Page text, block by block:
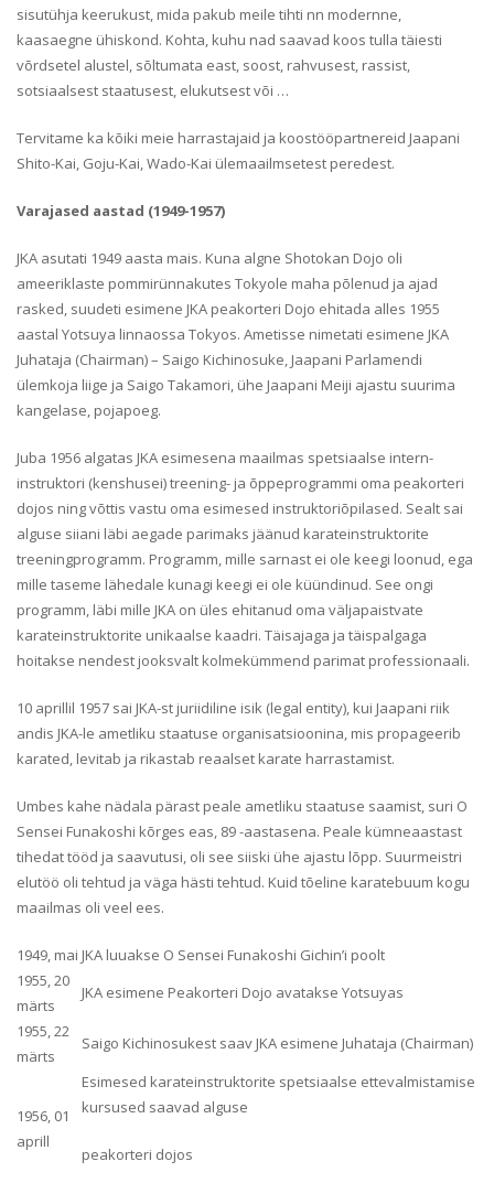
sisutühja keerukust, mida pakub meile tihti nn modernne,
kaasaegne ühiskond. Kohta, kuhu nad saavad koos tulla täiesti
võrdsetel alustel, sõltumata east, soost, rahvusest, rassist,
sotsiaalsest staatusest, elukutsest või …
Tervitame ka kõiki meie harrastajaid ja koostööpartnereid Jaapani
Shito-Kai, Goju-Kai, Wado-Kai ülemaailmsetest peredest.
Varajased aastad (1949-1957)
JKA asutati 1949 aasta mais. Kuna algne Shotokan Dojo oli
ameeriklaste pommirünnakutes Tokyole maha põlenud ja ajad
rasked, suudeti esimene JKA peakorteri Dojo ehitada alles 1955
aastal Yotsuya linnaossa Tokyos. Ametisse nimetati esimene JKA
Juhataja (Chairman) – Saigo Kichinosuke, Jaapani Parlamendi
ülemkoja liige ja Saigo Takamori, ühe Jaapani Meiji ajastu suurima
kangelase, pojapoeg.
Juba 1956 algatas JKA esimesena maailmas spetsiaalse intern-
instruktori (kenshusei) treening- ja õppeprogrammi oma peakorteri
dojos ning võttis vastu oma esimesed instruktoriõpilased. Sealt sai
alguse siiani läbi aegade parimaks jäänud karateinstruktorite
treeningprogramm. Programm, mille sarnast ei ole keegi loonud, ega
mille taseme lähedale kunagi keegi ei ole küündinud. See ongi
programm, läbi mille JKA on üles ehitanud oma väljapaistvate
karateinstruktorite unikaalse kaadri. Täisajaga ja täispalgaga
hoitakse nendest jooksvalt kolmekümmend parimat professionaali.
10 aprillil 1957 sai JKA-st juriidiline isik (legal entity), kui Jaapani riik
andis JKA-le ametliku staatuse organisatsioonina, mis propageerib
karated, levitab ja rikastab reaalset karate harrastamist.
Umbes kahe nädala pärast peale ametliku staatuse saamist, suri O
Sensei Funakoshi kõrges eas, 89 -aastasena. Peale kümneaastast
tihedat tööd ja saavutusi, oli see siiski ühe ajastu lõpp. Suurmeistri
elutöö oli tehtud ja väga hästi tehtud. Kuid tõeline karatebuum kogu
maailmas oli veel ees.
1949, mai JKA luuakse O Sensei Funakoshi Gichin’i poolt
1955, 20
märts
JKA esimene Peakorteri Dojo avatakse Yotsuyas
1955, 22
märts
Saigo Kichinosukest saav JKA esimene Juhataja (Chairman)
1956, 01
aprill
Esimesed karateinstruktorite spetsiaalse ettevalmistamise
kursused saavad alguse
peakorteri dojos